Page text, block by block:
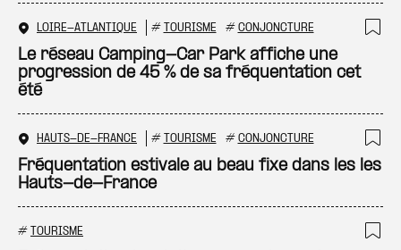
LOIRE-ATLANTIQUE # TOURISME # CONJONCTURE
Le réseau Camping-Car Park affiche une
progression de 45 % de sa fréquentation cet
été
HAUTS-DE-FRANCE # TOURISME # CONJONCTURE
Fréquentation estivale au beau fixe dans les les
Hauts-de-France
# TOURISME